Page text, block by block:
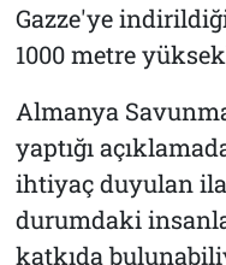
Gazze'ye
1000 metre
Almanya
yaptığı
ihtiyaç duyulan
durumdaki
katkıda